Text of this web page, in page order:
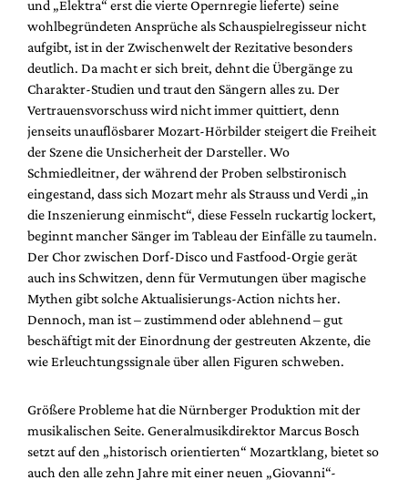
und „Elektra“ erst die vierte Opernregie lieferte) seine
wohlbegründeten Ansprüche als Schauspielregisseur nicht
aufgibt, ist in der Zwischenwelt der Rezitative besonders
deutlich. Da macht er sich breit, dehnt die Übergänge zu
Charakter-Studien und traut den Sängern alles zu. Der
Vertrauensvorschuss wird nicht immer quittiert, denn
jenseits unauflösbarer Mozart-Hörbilder steigert die Freiheit
der Szene die Unsicherheit der Darsteller. Wo
Schmiedleitner, der während der Proben selbstironisch
eingestand, dass sich Mozart mehr als Strauss und Verdi „in
die Inszenierung einmischt“, diese Fesseln ruckartig lockert,
beginnt mancher Sänger im Tableau der Einfälle zu taumeln.
Der Chor zwischen Dorf-Disco und Fastfood-Orgie gerät
auch ins Schwitzen, denn für Vermutungen über magische
Mythen gibt solche Aktualisierungs-Action nichts her.
Dennoch, man ist – zustimmend oder ablehnend – gut
beschäftigt mit der Einordnung der gestreuten Akzente, die
wie Erleuchtungssignale über allen Figuren schweben.
Größere Probleme hat die Nürnberger Produktion mit der
musikalischen Seite. Generalmusikdirektor Marcus Bosch
setzt auf den „historisch orientierten“ Mozartklang, bietet so
auch den alle zehn Jahre mit einer neuen „Giovanni“-